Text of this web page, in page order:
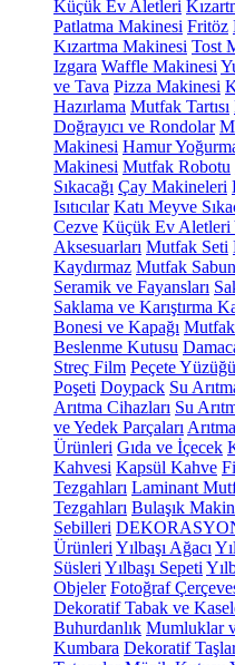
Küçük Ev Aletleri
Patlatma Makinesi Fritöz
Kızartma Makinesi Tost
Izgara Waffle Makinesi
ve Tava Pizza Makinesi
Hazırlama Mutfak Tartısı
Doğrayıcı ve Rondolar
Makinesi Hamur
Makinesi Mutfak Robotu
Sıkacağı Çay Makineleri
Isıtıcılar Katı Meyve
Cezve Küçük Ev Aletleri
Aksesuarları Mutfak Seti
Kaydırmaz Mutfak
Seramik ve Fayansları
Saklama ve Karıştırma
Bonesi ve Kapağı
Beslenme Kutusu
Streç Film Peçete Yüzüğü
Poşeti Doypack Su
Arıtma Cihazları Su
ve Yedek Parçaları
Ürünleri Gıda ve İçecek
Kahvesi Kapsül Kahve
Tezgahları Laminant
Tezgahları Bulaşık
Sebilleri
Ürünleri Yılbaşı Ağacı
Süsleri Yılbaşı Sepeti
Objeler Fotoğraf
Dekoratif Tabak ve
Buhurdanlık Mumluklar
Kumbara Dekoratif